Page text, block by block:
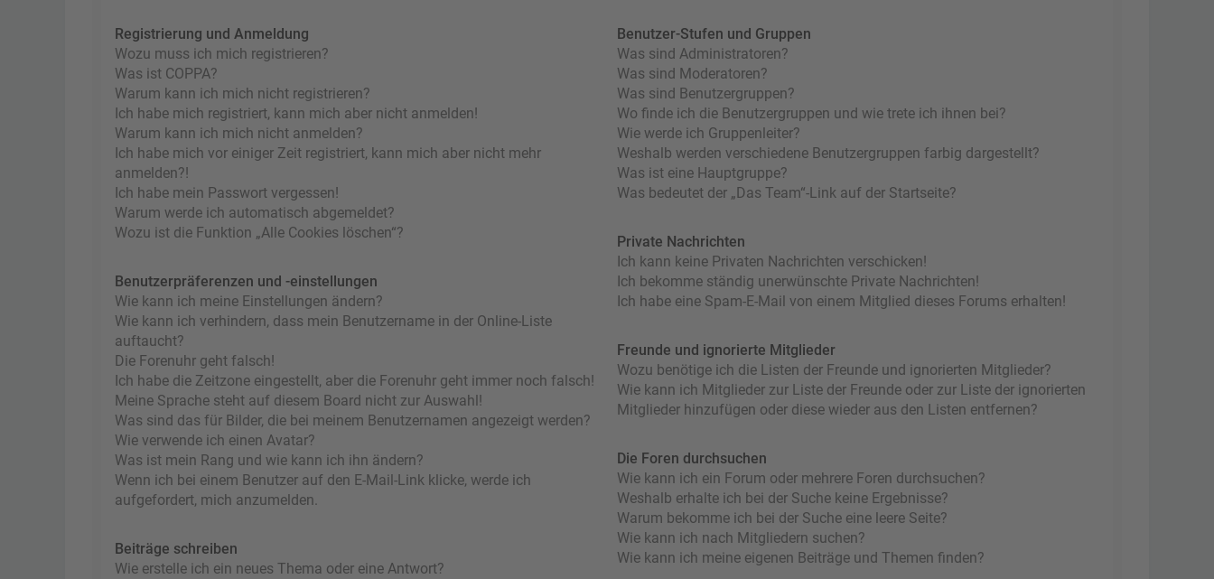
Registrierung und Anmeldung
Wozu muss ich mich registrieren?
Was ist COPPA?
Warum kann ich mich nicht registrieren?
Ich habe mich registriert, kann mich aber nicht anmelden!
Warum kann ich mich nicht anmelden?
Ich habe mich vor einiger Zeit registriert, kann mich aber nicht mehr
anmelden?!
Ich habe mein Passwort vergessen!
Warum werde ich automatisch abgemeldet?
Wozu ist die Funktion „Alle Cookies löschen“?
Benutzerpräferenzen und -einstellungen
Wie kann ich meine Einstellungen ändern?
Wie kann ich verhindern, dass mein Benutzername in der Online-Liste
auftaucht?
Die Forenuhr geht falsch!
Ich habe die Zeitzone eingestellt, aber die Forenuhr geht immer noch falsch!
Meine Sprache steht auf diesem Board nicht zur Auswahl!
Was sind das für Bilder, die bei meinem Benutzernamen angezeigt werden?
Wie verwende ich einen Avatar?
Was ist mein Rang und wie kann ich ihn ändern?
Wenn ich bei einem Benutzer auf den E-Mail-Link klicke, werde ich
aufgefordert, mich anzumelden.
Beiträge schreiben
Wie erstelle ich ein neues Thema oder eine Antwort?
Benutzer-Stufen und Gruppen
Was sind Administratoren?
Was sind Moderatoren?
Was sind Benutzergruppen?
Wo finde ich die Benutzergruppen und wie trete ich ihnen bei?
Wie werde ich Gruppenleiter?
Weshalb werden verschiedene Benutzergruppen farbig dargestellt?
Was ist eine Hauptgruppe?
Was bedeutet der „Das Team“-Link auf der Startseite?
Private Nachrichten
Ich kann keine Privaten Nachrichten verschicken!
Ich bekomme ständig unerwünschte Private Nachrichten!
Ich habe eine Spam-E-Mail von einem Mitglied dieses Forums erhalten!
Freunde und ignorierte Mitglieder
Wozu benötige ich die Listen der Freunde und ignorierten Mitglieder?
Wie kann ich Mitglieder zur Liste der Freunde oder zur Liste der ignorierten
Mitglieder hinzufügen oder diese wieder aus den Listen entfernen?
Die Foren durchsuchen
Wie kann ich ein Forum oder mehrere Foren durchsuchen?
Weshalb erhalte ich bei der Suche keine Ergebnisse?
Warum bekomme ich bei der Suche eine leere Seite?
Wie kann ich nach Mitgliedern suchen?
Wie kann ich meine eigenen Beiträge und Themen finden?